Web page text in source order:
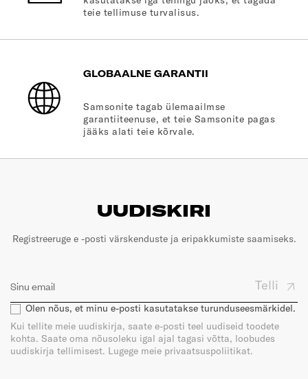
teie tellimuse turvalisus.
GLOBAALNE GARANTII
Samsonite tagab ülemaailmse
garantiiteenuse, et teie Samsonite pagas
jääks alati teie kõrvale.
UUDISKIRI
Registreeruge e -posti värskenduste ja eripakkumiste saamiseks.
Telli
Olen nõus, et minu e-posti kasutatakse turunduseesmärkidel.
Kui tellite meie uudiskirja, saate e-posti teel uudiseid toodete
kohta. Saate oma nõusoleku igal ajal tagasi võtta, loobudes
uudiskirja tellimisest. Lugege meie privaatsuspoliitikat.